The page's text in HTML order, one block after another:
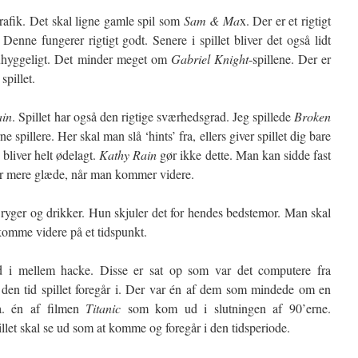
Det skal ligne gamle spil som Sam & Max. Der er et rigtigt
fungerer rigtigt godt. Senere i spillet bliver det også lidt
Det minder meget om Gabriel Knight-spillene. Der er
. Spillet har også den rigtige sværhedsgrad. Jeg spillede Broken
spillere. Her skal man slå ‘hints’ fra, ellers giver spillet dig bare
helt ødelagt. Kathy Rain gør ikke dette. Man kan sidde fast
mere glæde, når man kommer videre.
og drikker. Hun skjuler det for hendes bedstemor. Man skal
videre på et tidspunkt.
mellem hacke. Disse er sat op som var det computere fra
tid spillet foregår i. Der var én af dem som mindede om en
én af filmen Titanic som kom ud i slutningen af 90’erne.
skal se ud som at komme og foregår i den tidsperiode.